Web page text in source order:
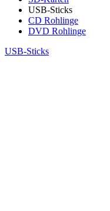
USB-Sticks
CD Rohlinge
DVD Rohlinge
USB-Sticks